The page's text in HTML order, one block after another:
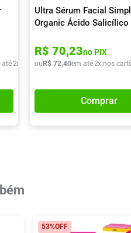
até2x de R$ 31,45
Ultra Sérum Facial
Organic Ácido Salicílico
R$ 70,23no PIX
ou R$ 72,40em até2x nos
Comprar
53%OFF